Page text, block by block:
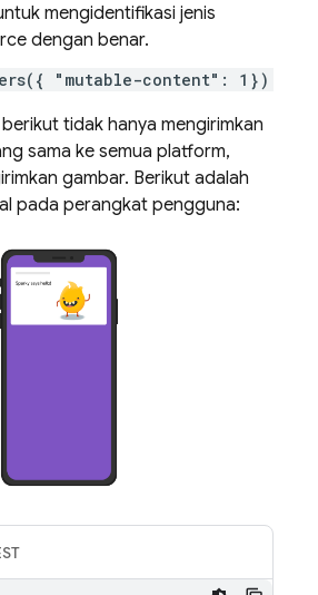
mengidentifikasi jenis
dengan benar.
"mutable-content": 1})
tidak hanya mengirimkan
sama ke semua platform,
gambar. Berikut adalah
pada perangkat pengguna: